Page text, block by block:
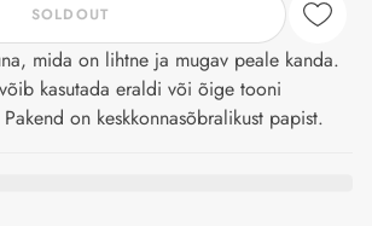
SOLDOUT
mida on lihtne ja mugav peale kanda.
kasutada eraldi või õige tooni
on keskkonnasõbralikust papist.